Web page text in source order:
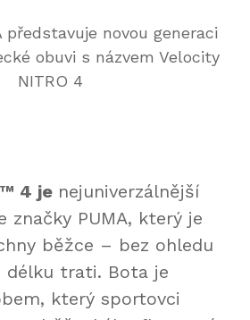
4 je nejuniverzálnější
značky PUMA, který je
běžce – bez ohledu
délku trati. Bota je
který sportovci